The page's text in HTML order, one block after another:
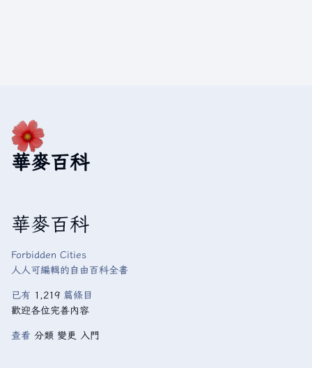
華麥百科
華麥百科
Forbidden Cities
人人可編輯的自由百科全書
已有 1,219 篇條目
歡迎各位完善內容
查看 分類 變更 入門